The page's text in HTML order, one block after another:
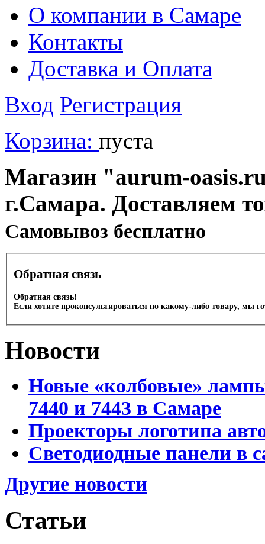
О компании в Самаре
Контакты
Доставка и Оплата
Вход Регистрация
Корзина: пуста
Магазин "aurum-
г.Самара. Доставляем
Cамовывоз бесплатно
Обратная связь
Обратная связь!
Если хотите проконсультироваться по какому-либо товару, мы
Новости
Новые «колбовые»
7440 и 7443 в Самаре
Проекторы логотипа
Светодиодные панели в
Другие новости
Статьи